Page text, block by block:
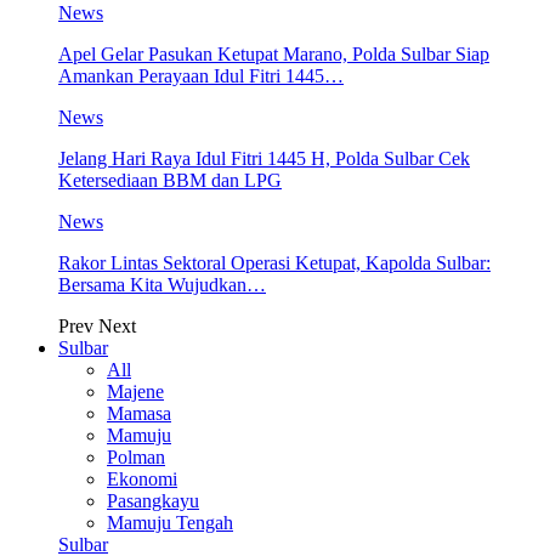
News
Apel Gelar Pasukan Ketupat Marano, Polda Sulbar Siap
Amankan Perayaan Idul Fitri 1445…
News
Jelang Hari Raya Idul Fitri 1445 H, Polda Sulbar Cek
Ketersediaan BBM dan LPG
News
Rakor Lintas Sektoral Operasi Ketupat, Kapolda Sulbar:
Bersama Kita Wujudkan…
Prev Next
Sulbar
All
Majene
Mamasa
Mamuju
Polman
Ekonomi
Pasangkayu
Mamuju Tengah
Sulbar